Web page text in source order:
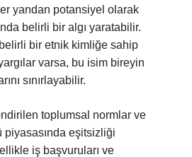
yandan potansiyel olarak
belirli bir algı yaratabilir.
bir etnik kimliğe sahip
varsa, bu isim bireyin
sınırlayabilir.
toplumsal normlar ve
piyasasında eşitsizliği
iş başvuruları ve